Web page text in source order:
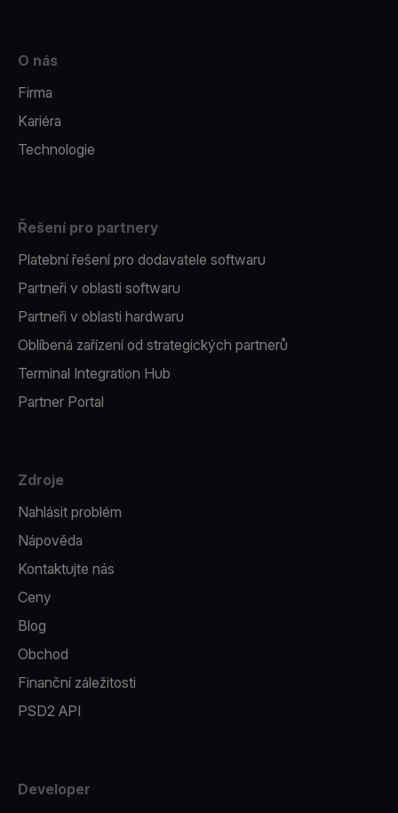
O nás
Firma
Kariéra
Technologie
Řešení pro partnery
Platební řešení pro dodavatele softwaru
Partneři v oblasti softwaru
Partneři v oblasti hardwaru
Oblíbená zařízení od strategických partnerů
Terminal Integration Hub
Partner Portal
Zdroje
Nahlásit problém
Nápověda
Kontaktujte nás
Ceny
Blog
Obchod
Finanční záležitosti
PSD2 API
Developer